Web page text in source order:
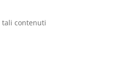
tali contenuti